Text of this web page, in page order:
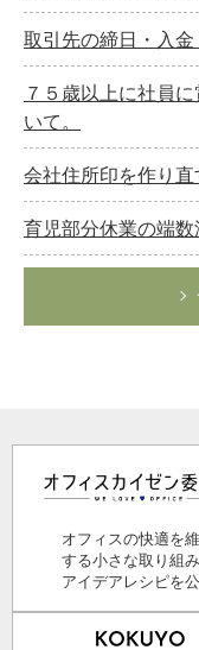
取引先の締日・入
７５歳以上に社員
いて。
会社住所印を作り
育児部分休業の端数
オフィスの快適を
する小さな取り組み
アイデアレシピを